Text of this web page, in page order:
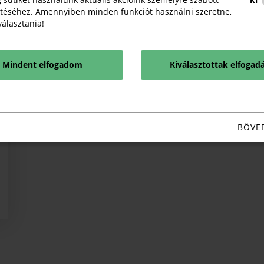
Amennyiben minden funkciót használni szeretne,
Mindent elfogadom Kiválasztottak